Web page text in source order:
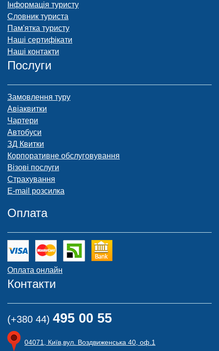
Інформація туристу
Словник туриста
Пам'ятка туристу
Наші сертифікати
Наші контакти
Послуги
Замовлення туру
Авіаквитки
Чартери
Автобуси
ЗД Квитки
Корпоративне обслуговування
Візові послуги
Страхування
E-mail розсилка
Оплата
Оплата онлайн
Контакти
(+380 44) 495 00 55
04071, Київ,вул. Воздвиженська 40, оф.1